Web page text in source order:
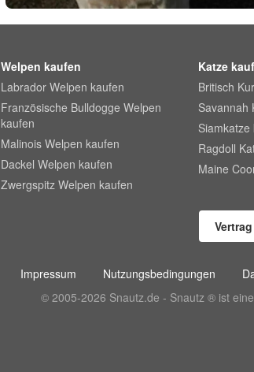
Welpen kaufen
Labrador Welpen kaufen
Französische Bulldogge Welpen
kaufen
Malinois Welpen kaufen
Dackel Welpen kaufen
Zwergspitz Welpen kaufen
Katze
Britisch
Savannah
Siamkatze
Ragdoll
Maine
Impressum Nutzungsbedingungen
© 2005-2026 Snautz.de - Snautz ® ist